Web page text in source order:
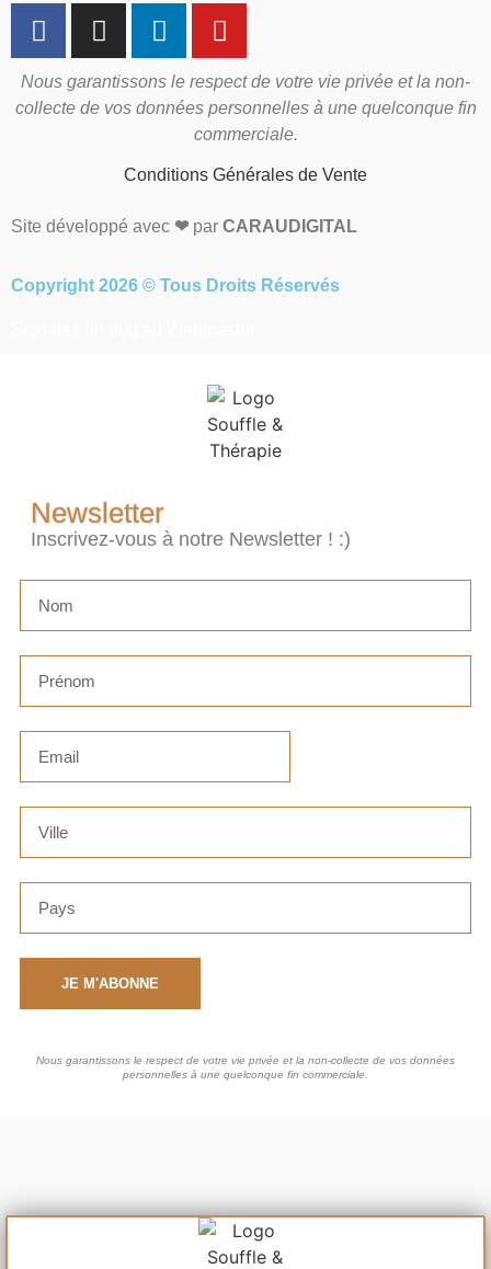
Nous garantissons le respect de votre vie privée et la non-
collecte de vos données personnelles à une quelconque fin
commerciale.
Conditions Générales de Vente
Site développé avec ❤ par CARAUDIGITAL
Copyright 2026 © Tous Droits Réservés
Newsletter
Inscrivez-vous à notre Newsletter ! :)
JE M'ABONNE
Nous garantissons le respect de votre vie privée et la non-collecte de vos données
personnelles à une quelconque fin commerciale.